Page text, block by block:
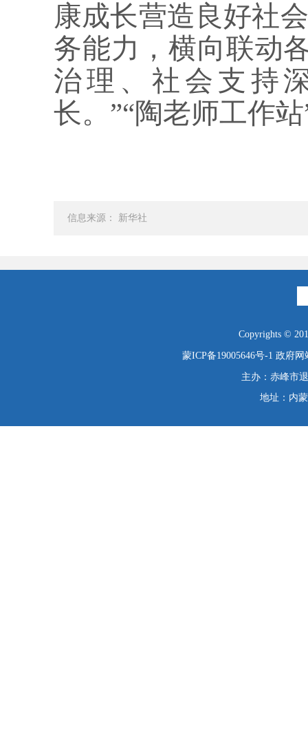
康成长营造良好社
务能力，横向联动
治理、社会支持
长。”“陶老师工作
信息来源： 新华社
Copyrights ©
蒙ICP备19005646号-1 政府网
主办：赤峰市
地址：内